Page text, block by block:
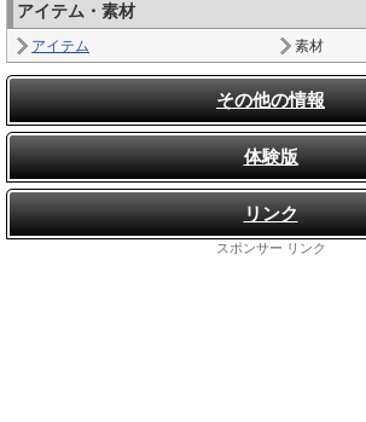
アイテム・素材
アイテム 素材
その他の情報
体験版
リンク
スポンサー リンク